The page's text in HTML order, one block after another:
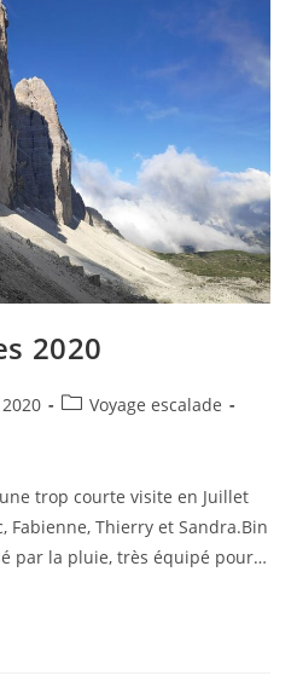
2020
Voyage escalade
trop courte visite en Juillet
Fabienne, Thierry et Sandra.Bin
par la pluie, très équipé pour…